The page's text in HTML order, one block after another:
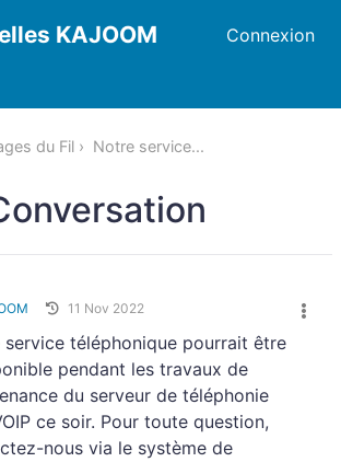
KAJOOM Connexion
du Fil Notre service...
11 Nov 2022
service téléphonique pourrait être
pendant les travaux de
du serveur de téléphonie
ce soir. Pour toute question,
nous via le système de